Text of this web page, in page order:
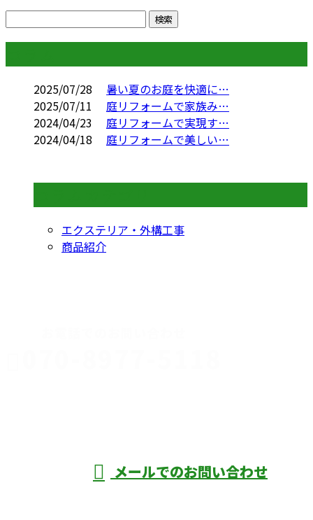
2025/07/28
暑い夏のお庭を快適に…
2025/07/11
庭リフォームで家族み…
2024/04/23
庭リフォームで実現す…
2024/04/18
庭リフォームで美しい…
エクステリア・外構工事
商品紹介
メールでのお問い合わせ